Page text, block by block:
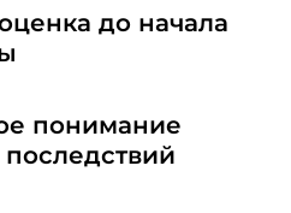
до начала
понимание